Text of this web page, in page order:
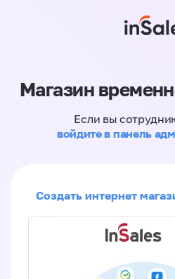
Магазин
Если вы
войдите в панель
Создать интернет